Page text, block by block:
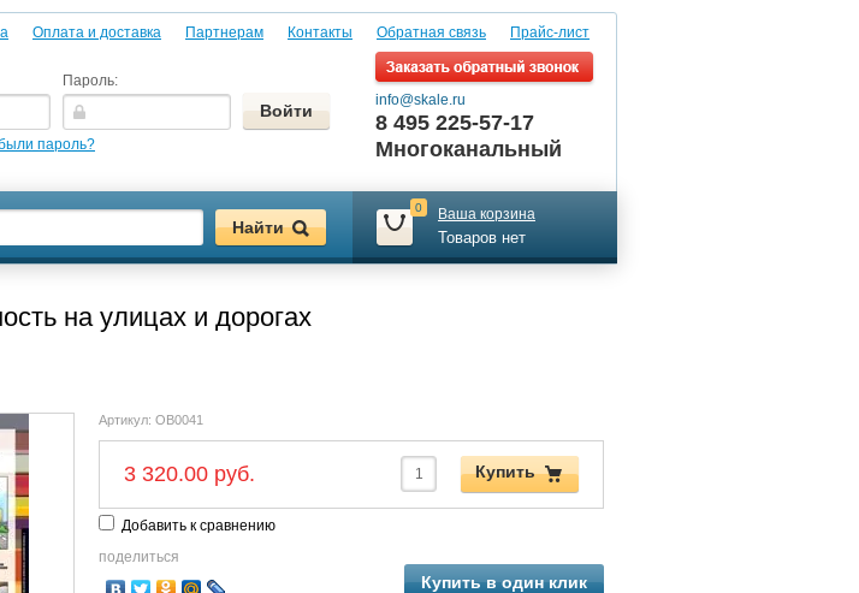
Оплата и доставка Партнерам Контакты Обратная связь Прайс-лист
Пароль:
пароль?
info@skale.ru
8 495 225-57-17
Многоканальный
0 Ваша корзина
Товаров нет
на улицах и дорогах
Артикул: OB0041
3 320.00 руб. Купить
Добавить к сравнению
поделиться
Купить в один клик